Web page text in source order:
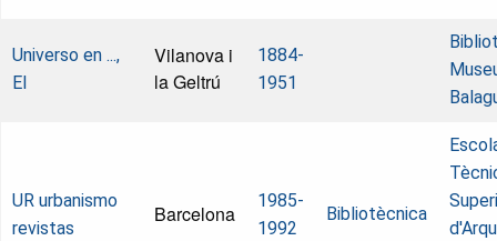
Universo en ...,
El
Vilanova i
la Geltrú
1884-
1951
UR urbanismo
revistas
Barcelona
1985-
1992
Bibliotècnica